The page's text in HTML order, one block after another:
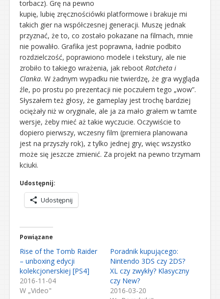
torbacz). Grę na pewno
kupię, lubię zręcznościówki platformowe i brakuje mi
takich gier na współczesnej generacji. Muszę jednak
przyznać, że to, co zostało pokazane na filmach, mnie
nie powaliło. Grafika jest poprawna, ładnie podbito
rozdzielczość, poprawiono modele i tekstury, ale nie
zrobiło to takiego wrażenia, jak reboot Ratcheta i
Clanka. W żadnym wypadku nie twierdzę, że gra wygląda
źle, po prostu po prezentacji nie poczułem tego „wow”.
Słyszałem też głosy, że gameplay jest trochę bardziej
ociężały niż w oryginale, ale ja za mało grałem w tamte
wersje, żeby mieć aż takie wyczucie. Oczywiście to
dopiero pierwszy, wczesny film (premiera planowana
jest na przyszły rok), z tylko jednej gry, więc wszystko
może się jeszcze zmienić. Za projekt na pewno trzymam
kciuki.
Udostępnij:
Udostępnij
Powiązane
Rise of the Tomb Raider
– unboxing edycji
kolekcjonerskiej [PS4]
2016-11-04
W „Video"
Poradnik kupującego:
Nintendo 3DS czy 2DS?
XL czy zwykły? Klasyczny
czy New?
2016-03-20